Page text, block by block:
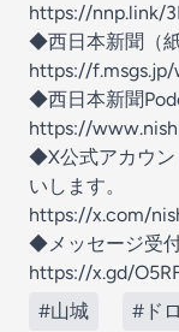
https://nnp.link/
◆西日本新聞（
https://f.msgs.jp/
◆西日本新聞
https://
◆X公式アカウン
いします。
https://x.com/
◆メッセージ受
https://x.gd/
#山城
#ド